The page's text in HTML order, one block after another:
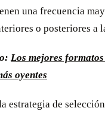
una frecuencia
o posteriores a
Los mejores
oyentes
estrategia de